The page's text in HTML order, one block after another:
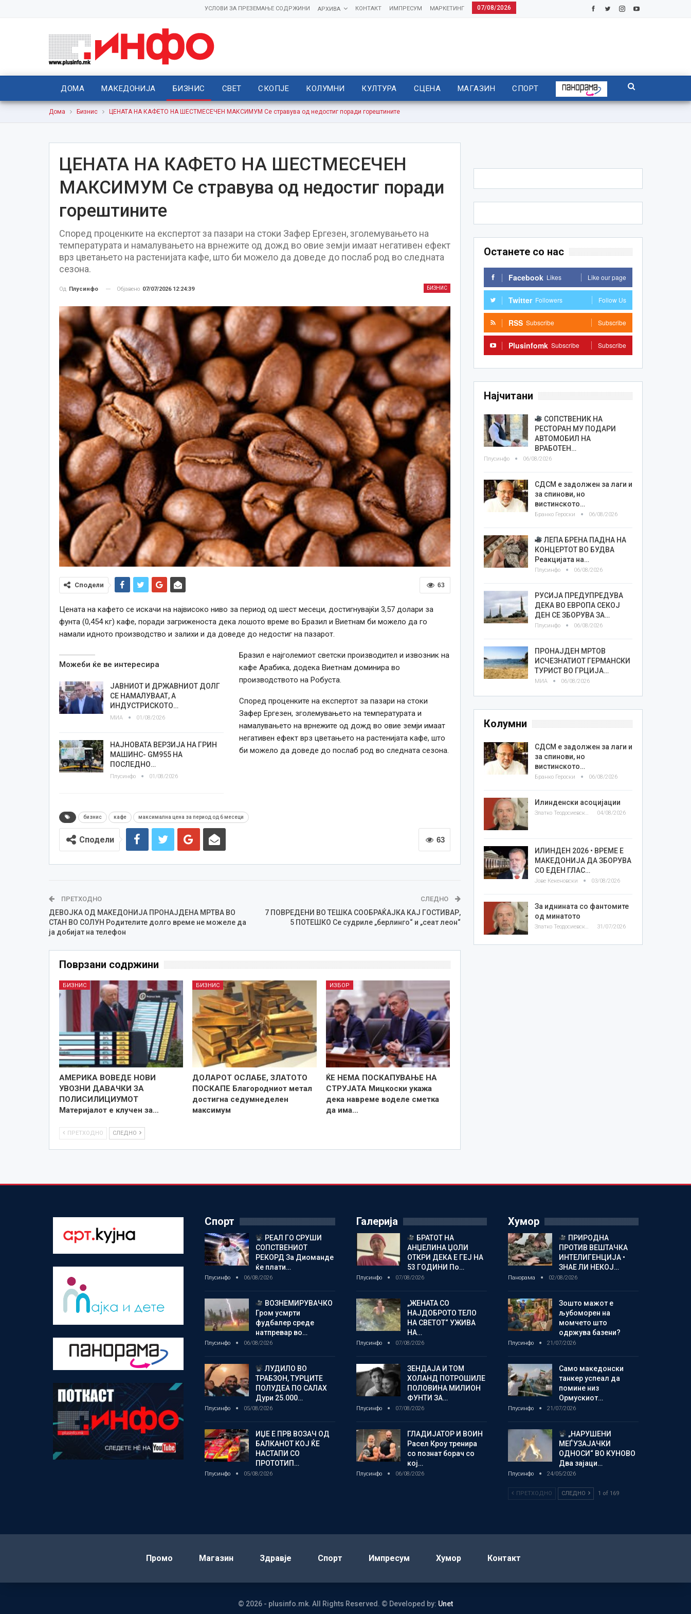
07/08/2026
МАРКЕТИНГ
ИМПРЕСУМ
КОНТАКТ
АРХИВА
УСЛОВИ ЗА ПРЕЗЕМАЊЕ СОДРЖИНИ
ДОМА МАКЕДОНИЈА БИЗНИС СВЕТ СКОПЈЕ КОЛУМНИ КУЛТУРА СЦЕНА МАГАЗИН СПОРТ
Дома Бизнис ЦЕНАТА НА КАФЕТО НА ШЕСТМЕСЕЧЕН МАКСИМУМ Се стравува од недостиг поради горештините
ЦЕНАТА НА КАФЕТО НА ШЕСТМЕСЕЧЕН
МАКСИМУМ Се стравува од недостиг поради
горештините
Според проценките на експертот за пазари на стоки Зафер Ергезен, зголемувањето на
температурата и намалувањето на врнежите од дожд во овие земји имаат негативен ефект
врз цветањето на растенијата кафе, што би можело да доведе до послаб род во следната
сезона.
БИЗНИС
Од Плусинфо Објавено 07/07/2026 12:24:39
63
Сподели
Цената на кафето се искачи на највисоко ниво за период од шест месеци, достигнувајќи 3,57 долари за
фунта (0,454 кг) кафе, поради загриженоста дека лошото време во Бразил и Виетнам би можело да го
намали идното производство и залихи и да доведе до недостиг на пазарот.
Можеби ќе ве интересира
ЈАВНИОТ И ДРЖАВНИОТ ДОЛГ
СЕ НАМАЛУВААТ, А
ИНДУСТРИСКОТО…
МИА 01/08/2026
НАЈНОВАТА ВЕРЗИЈА НА ГРИН
МАШИНС- GM955 НА
ПОСЛЕДНО…
Плусинфо 01/08/2026
Бразил е најголемиот светски производител и извозник на
кафе Арабика, додека Виетнам доминира во
производството на Робуста.
Според проценките на експертот за пазари на стоки
Зафер Ергезен, зголемувањето на температурата и
намалувањето на врнежите од дожд во овие земји имаат
негативен ефект врз цветањето на растенијата кафе, што
би можело да доведе до послаб род во следната сезона.
бизнис кафе максимална цена за период од 6 месеци
63
Сподели
ПРЕТХОДНО
ДЕВОЈКА ОД МАКЕДОНИЈА ПРОНАЈДЕНА МРТВА ВО
СТАН ВО СОЛУН Родителите долго време не можеле да
ја добијат на телефон
СЛЕДНО
7 ПОВРЕДЕНИ ВО ТЕШКА СООБРАЌАЈКА КАЈ ГОСТИВАР,
5 ПОТЕШКО Се судриле „берлинго“ и „сеат леон“
Поврзани содржини
БИЗНИС
АМЕРИКА ВОВЕДЕ НОВИ
УВОЗНИ ДАВАЧКИ ЗА
ПОЛИСИЛИЦИУМОТ
Материјалот е клучен за…
БИЗНИС
ДОЛАРОТ ОСЛАБЕ, ЗЛАТОТО
ПОСКАПЕ Благородниот метал
достигна седумнеделен
максимум
ИЗБОР
ЌЕ НЕМА ПОСКАПУВАЊЕ НА
СТРУЈАТА Мицкоски укажа
дека навреме воделе сметка
да има…
ПРЕТХОДНО СЛЕДНО
Останете со нас
Facebook Likes Like our page
Twitter Followers Follow Us
RSS Subscribe Subscribe
Plusinfomk Subscribe Subscribe
Најчитани
СОПСТВЕНИК НА
РЕСТОРАН МУ ПОДАРИ
АВТОМОБИЛ НА
ВРАБОТЕН…
Плусинфо 06/08/2026
СДСМ е задолжен за лаги и
за спинови, но
вистинското…
Бранко Героски 06/08/2026
ЛЕПА БРЕНА ПАДНА НА
КОНЦЕРТОТ ВО БУДВА
Реакцијата на…
Плусинфо 06/08/2026
РУСИЈА ПРЕДУПРЕДУВА
ДЕКА ВО ЕВРОПА СЕКОЈ
ДЕН СЕ ЗБОРУВА ЗА…
Плусинфо 06/08/2026
ПРОНАЈДЕН МРТОВ
ИСЧЕЗНАТИОТ ГЕРМАНСКИ
ТУРИСТ ВО ГРЦИЈА…
МИА 06/08/2026
Колумни
СДСМ е задолжен за лаги и
за спинови, но
вистинското…
Бранко Героски 06/08/2026
Илинденски асоцијации
Златко Теодосиевски 04/08/2026
ИЛИНДЕН 2026 • ВРЕМЕ Е
МАКЕДОНИЈА ДА ЗБОРУВА
СО ЕДЕН ГЛАС…
Јове Кекеновски 03/08/2026
За иднината со фантомите
од минатото
Златко Теодосиевски 31/07/2026
Спорт
РЕАЛ ГО СРУШИ
СОПСТВЕНИОТ
РЕКОРД За Диоманде
ќе плати…
Плусинфо 06/08/2026
ВОЗНЕМИРУВАЧКО
Гром усмрти
фудбалер среде
натпревар во…
Плусинфо 06/08/2026
ЛУДИЛО ВО
ТРАБЗОН, ТУРЦИТЕ
ПОЛУДЕА ПО САЛАХ
Дури 25.000…
Плусинфо 05/08/2026
ИЏЕ Е ПРВ ВОЗАЧ ОД
БАЛКАНОТ КОЈ ЌЕ
НАСТАПИ СО
ПРОТОТИП…
Плусинфо 05/08/2026
Галерија
БРАТОТ НА
АНЏЕЛИНА ЏОЛИ
ОТКРИ ДЕКА Е ГЕЈ НА
53 ГОДИНИ По…
Плусинфо 07/08/2026
„ЖЕНАТА СО
НАЈДОБРОТО ТЕЛО
НА СВЕТОТ“ УЖИВА
НА…
Плусинфо 07/08/2026
ЗЕНДАЈА И ТОМ
ХОЛАНД ПОТРОШИЛЕ
ПОЛОВИНА МИЛИОН
ФУНТИ ЗА…
Плусинфо 07/08/2026
ГЛАДИЈАТОР И ВОИН
Расел Кроу тренира
со познат борач со
кој…
Плусинфо 06/08/2026
Хумор
ПРИРОДНА
ПРОТИВ ВЕШТАЧКА
ИНТЕЛИГЕНЦИЈА •
ЗНАЕ ЛИ НЕКОЈ…
Панорама 02/08/2026
Зошто мажот е
љубоморен на
момчето што
одржува базени?
Плусинфо 21/07/2026
Само македонски
танкер успеал да
помине низ
Ормускиот…
Плусинфо 21/07/2026
„НАРУШЕНИ
МЕЃУЗАЈАЧКИ
ОДНОСИ“ ВО КУНОВО
Два зајаци…
Плусинфо 24/05/2026
ПРЕТХОДНО СЛЕДНО 1 of 169
Промо Магазин Здравје Спорт Импресум Хумор Контакт
© 2026 - plusinfo.mk. All Rights Reserved. © Developed by: Unet